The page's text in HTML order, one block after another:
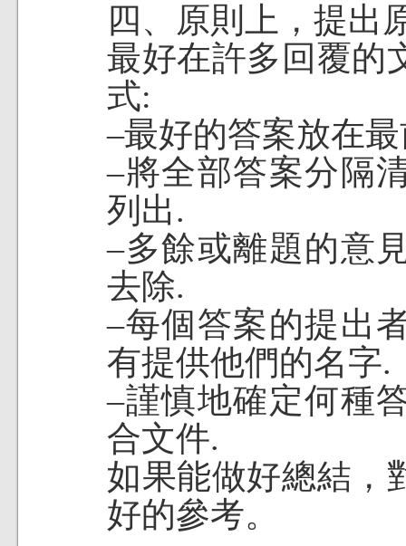
四、原則上，提
最好在許多回覆的
式:
–最好的答案放在
–將全部答案分隔
列出.
–多餘或離題的意
去除.
–每個答案的提出
有提供他們的名字.
–謹慎地確定何種
合文件.
如果能做好總結，
好的參考。